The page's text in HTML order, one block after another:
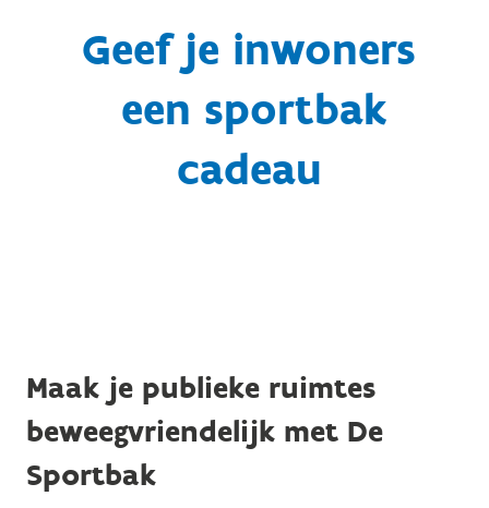
Geef je inwoners
een sportbak
cadeau
Maak je publieke ruimtes
beweegvriendelijk met De
Sportbak